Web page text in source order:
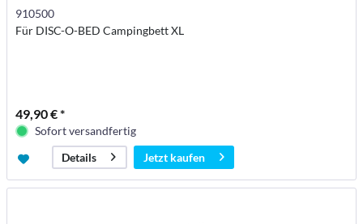
910500
Für DISC-O-BED Campingbett XL
49,90 € *
Sofort versandfertig
Details
Jetzt kaufen